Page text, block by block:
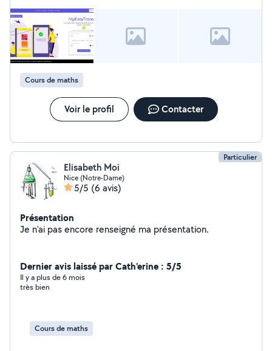
Cours de maths
Voir le profil Contacter
Particulier
Elisabeth Moi
Nice (Notre-Dame)
5/5 (6 avis)
Présentation
Je n'ai pas encore renseigné ma présentation.
Dernier avis laissé par Cath'erine : 5/5
Il y a plus de 6 mois
très bien
Cours de maths